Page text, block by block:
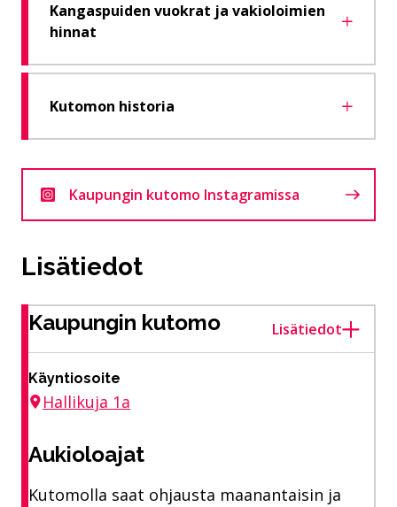
Kangaspuiden vuokrat ja vakioloimien
hinnat
Kutomon historia
Kaupungin kutomo Instagramissa
Lisätiedot
Kaupungin kutomo Lisätiedot
Käyntiosoite
Hallikuja 1a
Aukioloajat
Kutomolla saat ohjausta maanantaisin ja